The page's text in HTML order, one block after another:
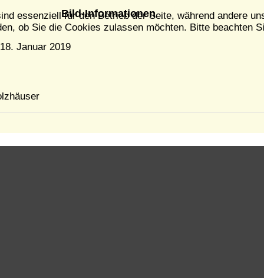
Bild-Informationen
Januar 2019
essenziell für den Betrieb der Seite, während andere
ob Sie die Cookies zulassen möchten. Bitte beachten